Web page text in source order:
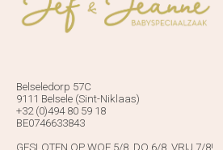
Belseledorp 57C
9111 Belsele (Sint-Niklaas)
+32 (0)494 80 59 18
BE0746633843
GESLOTEN OP WOE 5/8, DO 6/8, VRIJ 7/8!